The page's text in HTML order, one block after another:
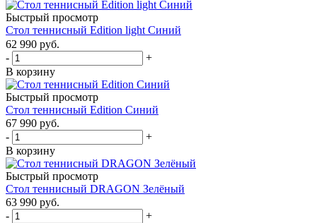
Быстрый просмотр
Стол теннисный Edition light Синий
62 990 руб.
-
+
В корзину
Быстрый просмотр
Стол теннисный Edition Синий
67 990 руб.
-
+
В корзину
Быстрый просмотр
Стол теннисный DRAGON Зелёный
63 990 руб.
-
+